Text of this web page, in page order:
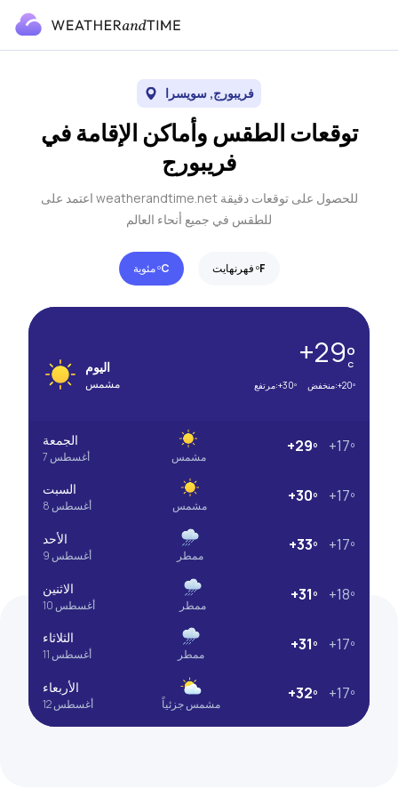
فريبورج, سويسرا
توقعات الطقس وأماكن الإقامة في
فريبورج
اعتمد على weatherandtime.net للحصول على توقعات دقيقة
للطقس في جميع أنحاء العالم
مئوية ºC فهرنهايت ºF
اليوم
مشمس
+29º
C
مرتفع:+30º منخفض:+20º
الجمعة
7 أغسطس مشمس
+29º +17º
السبت
8 أغسطس مشمس
+30º +17º
الأحد
9 أغسطس ممطر
+33º +17º
الاثنين
10 أغسطس ممطر
+31º +18º
الثلاثاء
11 أغسطس ممطر
+31º +17º
الأربعاء
12 أغسطس مشمس جزئياً
+32º +17º